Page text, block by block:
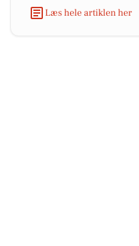
Læs hele artiklen her